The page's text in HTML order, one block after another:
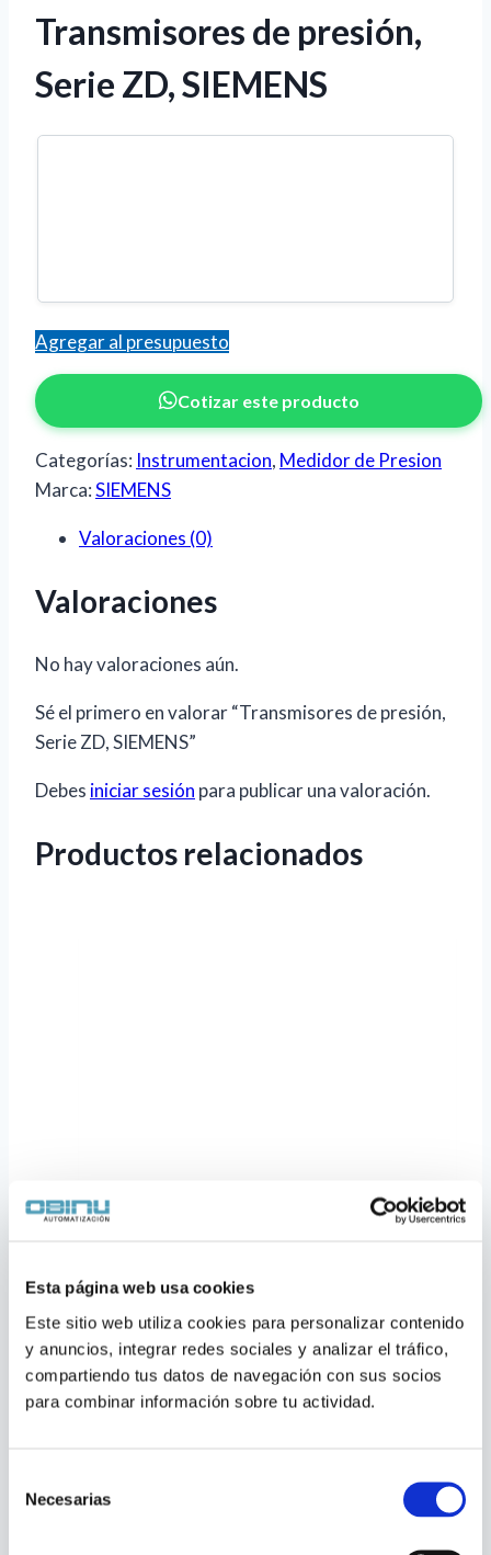
Esta página web usa cookies
Este sitio web utiliza cookies para personalizar contenido
y anuncios, integrar redes sociales y analizar el tráfico,
compartiendo tus datos de navegación con sus socios
para combinar información sobre tu actividad.
Necesarias
Transmisores de presión,
Serie ZD, SIEMENS
Agregar al presupuesto
Cotizar este producto
Categorías: Instrumentacion, Medidor de Presion
Marca:SIEMENS
Valoraciones (0)
Valoraciones
No hay valoraciones aún.
Sé el primero en valorar “Transmisores de presión,
Serie ZD, SIEMENS”
Debes iniciar sesión para publicar una valoración.
Productos relacionados
Presostatos
electrónicos, Serie
EPT4000, C-ROM